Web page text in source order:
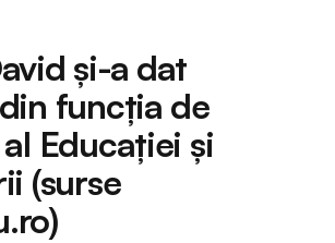
și-a dat
funcția de
Educației și
(surse